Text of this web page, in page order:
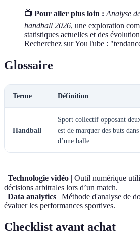
📺 Pour aller plus loin : Analyse
handball 2026, une exploration
statistiques actuelles et des
Recherchez sur YouTube :
Glossaire
Terme Définition
Handball
Sport collectif opposant
est de marquer des buts
d’une balle.
| Technologie vidéo | Outil numérique
décisions arbitrales lors d’un match.
| Data analytics | Méthode d'analyse de
évaluer les performances sportives.
Checklist avant achat